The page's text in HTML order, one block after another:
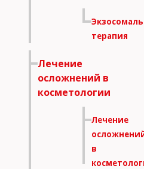
терапия
Лечение
осложнений в
косметологии
Лечение
в